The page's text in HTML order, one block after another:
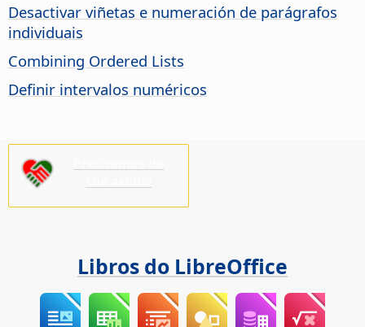
Desactivar viñetas e numeración de parágrafos
individuais
Combining Ordered Lists
Definir intervalos numéricos
Libros do LibreOffice